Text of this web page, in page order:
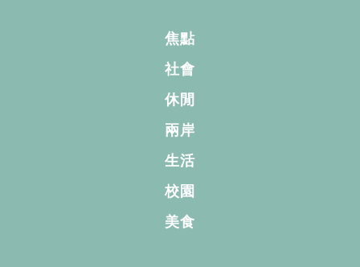
焦點
社會
休閒
兩岸
生活
校園
美食